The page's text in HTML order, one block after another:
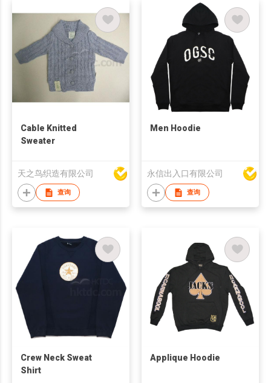
Cable Knitted
Sweater
天之鸟织造有限公司
查询
Men Hoodie
永信出入口有限公司
查询
Crew Neck Sweat
Shirt
Applique Hoodie